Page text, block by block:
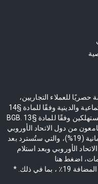
للعملاء التجاريين،
والسلطات، والجمعيات، والمؤسسات الاجتماعية والدينية وفقًا للمادة §14
BGB. عرضنا غير موجه للمستهلكين وفقًا للمادة §13 BGB. يخضع للتغييرات
من دول الاتحاد الأوروبي
أيضًا بدفع وديعة بقيمة ضريبة المبيعات الألمانية (19%)، والتي ستُسترد بعد
الأوروبي وبعد استلام
* جميع الأسعار بالإضافة إلى ضريبة القيمة المضافة 19٪ ، بما في ذلك.